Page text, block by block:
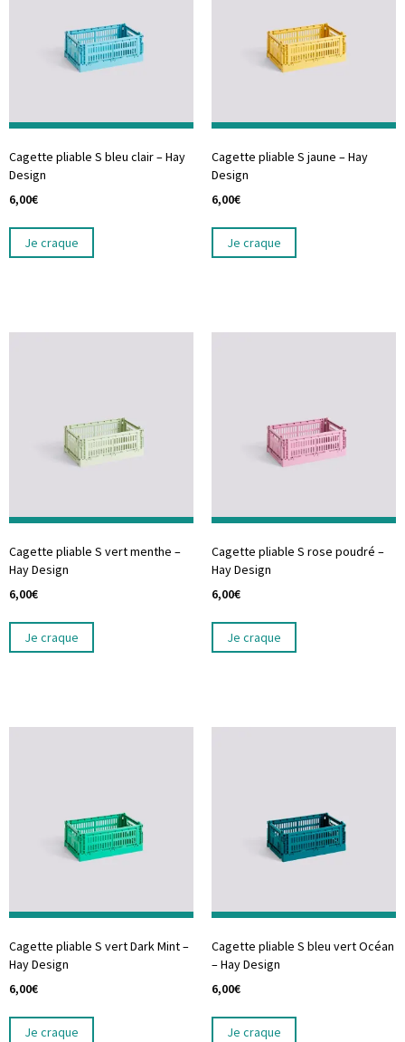
Cagette pliable S bleu clair – Hay
Design
6,00€
Je craque
Cagette pliable S jaune – Hay
Design
6,00€
Je craque
Cagette pliable S vert menthe –
Hay Design
6,00€
Je craque
Cagette pliable S rose poudré –
Hay Design
6,00€
Je craque
Cagette pliable S vert Dark Mint –
Hay Design
6,00€
Je craque
Cagette pliable S bleu vert Océan
– Hay Design
6,00€
Je craque